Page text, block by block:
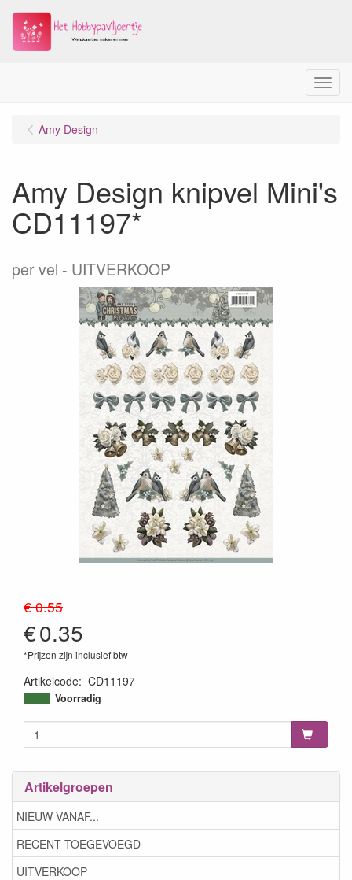
Menu
Artikelgroepen
NIEUW VANAF...
RECENT TOEGEVOEGD
UITVERKOOP
Amy Design
Amy Design knipvel Mini's
CD11197*
per vel UITVERKOOP
€ 0.55
€0.35
*Prijzen zijn inclusief btw
Artikelcode: CD11197
8718715056381
Voorradig